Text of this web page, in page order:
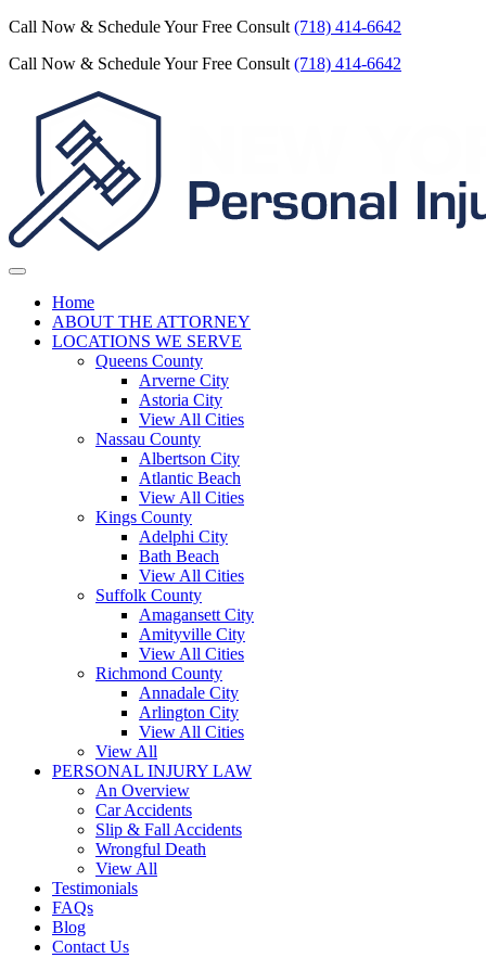
Call Now & Schedule Your Free Consult (718) 414-6642
Call Now & Schedule Your Free Consult (718) 414-6642
Home
ABOUT THE ATTORNEY
LOCATIONS WE SERVE
Queens County
Arverne City
Astoria City
View All Cities
Nassau County
Albertson City
Atlantic Beach
View All Cities
Kings County
Adelphi City
Bath Beach
View All Cities
Suffolk County
Amagansett City
Amityville City
View All Cities
Richmond County
Annadale City
Arlington City
View All Cities
View All
PERSONAL INJURY LAW
An Overview
Car Accidents
Slip & Fall Accidents
Wrongful Death
View All
Testimonials
FAQs
Blog
Contact Us